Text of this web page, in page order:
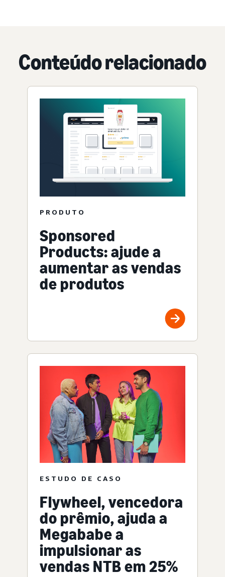
Conteúdo relacionado
PRODUTO
Sponsored
Products: ajude a
aumentar as vendas
de produtos
ESTUDO DE CASO
Flywheel, vencedora
do prêmio, ajuda a
Megababe a
impulsionar as
vendas NTB em 25%